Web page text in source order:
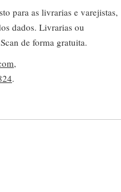
para as livrarias e varejistas,
dados. Livrarias ou
de forma gratuita.
,
.